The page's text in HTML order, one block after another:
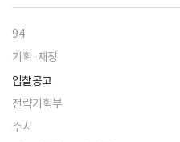
94
기획·재정
입찰공고
전략기획부
수시